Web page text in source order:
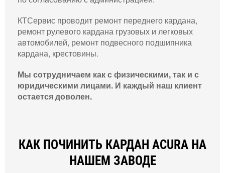
КТСервис проводит ремонт переднего кардана,
ремонт рулевого кардана грузовых и легковых
автомобилей, ремонт подвесного подшипника
кардана, крестовины.
Мы сотрудничаем как с физическими, так и с
юридическими лицами. И каждый наш клиент
остается доволен.
КАК ПОЧИНИТЬ КАРДАН ACURA НА
НАШЕМ ЗАВОДЕ